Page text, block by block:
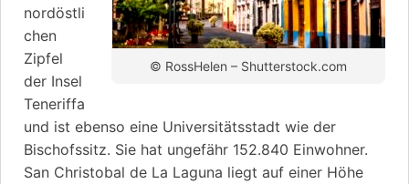
© RossHelen – Shutterstock.com
nordöstli
chen
Zipfel
der Insel
Teneriffa
und ist ebenso eine Universitätsstadt wie der
Bischofssitz. Sie hat ungefähr 152.840 Einwohner.
San Christobal de La Laguna liegt auf einer Höhe